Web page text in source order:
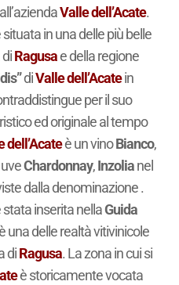
Valle dell’Acate.
in una delle più belle
Ragusae della regione
diValle dell’Acatein
per il suo
ed originale al tempo
dell’Acateè un vinoBianco,
Chardonnay,Inzolianel
dalla denominazione .
inserita nellaGuida
una delle realtà vitivinicole
diRagusa. La zona in cui si
è storicamente vocata